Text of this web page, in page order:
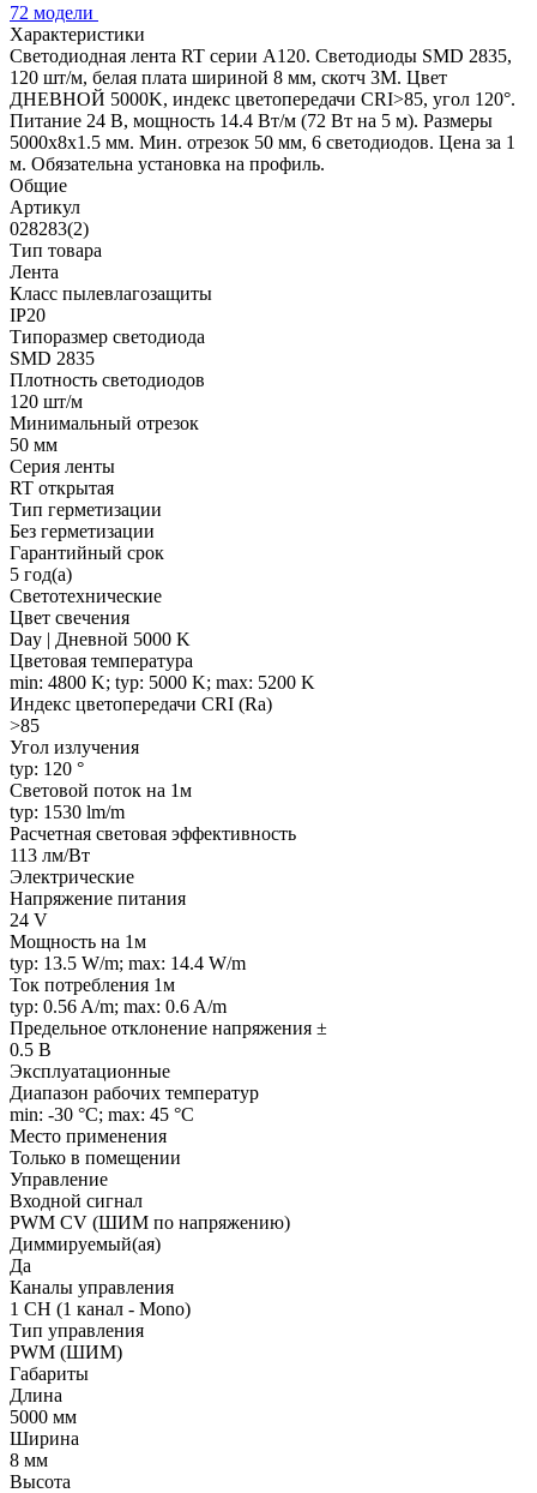
72 модели
Характеристики
Светодиодная лента RT серии A120. Светодиоды SMD 2835,
120 шт/м, белая плата шириной 8 мм, скотч 3M. Цвет
ДНЕВНОЙ 5000K, индекс цветопередачи CRI>85, угол 120°.
Питание 24 В, мощность 14.4 Вт/м (72 Вт на 5 м). Размеры
5000x8x1.5 мм. Мин. отрезок 50 мм, 6 светодиодов. Цена за 1
м. Обязательна установка на профиль.
Общие
Артикул
028283(2)
Тип товара
Лента
Класс пылевлагозащиты
IP20
Типоразмер светодиода
SMD 2835
Плотность светодиодов
120 шт/м
Минимальный отрезок
50 мм
Серия ленты
RT открытая
Тип герметизации
Без герметизации
Гарантийный срок
5 год(а)
Светотехнические
Цвет свечения
Day | Дневной 5000 K
Цветовая температура
min: 4800 K; typ: 5000 K; max: 5200 K
Индекс цветопередачи CRI (Ra)
>85
Угол излучения
typ: 120 °
Световой поток на 1м
typ: 1530 lm/m
Расчетная световая эффективность
113 лм/Вт
Электрические
Напряжение питания
24 V
Мощность на 1м
typ: 13.5 W/m; max: 14.4 W/m
Ток потребления 1м
typ: 0.56 A/m; max: 0.6 A/m
Предельное отклонение напряжения ±
0.5 В
Эксплуатационные
Диапазон рабочих температур
min: -30 °C; max: 45 °C
Место применения
Только в помещении
Управление
Входной сигнал
PWM СV (ШИМ по напряжению)
Диммируемый(ая)
Да
Каналы управления
1 CH (1 канал - Mono)
Тип управления
PWM (ШИМ)
Габариты
Длина
5000 мм
Ширина
8 мм
Высота